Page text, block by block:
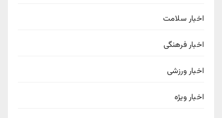
اخبار سلامت
اخبار فرهنگی
اخبار ورزشی
اخبار ویژه